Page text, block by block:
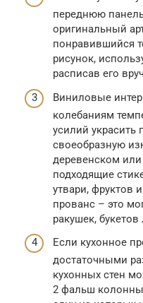
переднюю
оригинальный
понравившийся
рисунок,
расписав его
Виниловые
колебаниям
усилий украсить
своеобразную
деревенском
подходящие
утвари, фруктов
прованс – это
ракушек,
Если кухонное
достаточными
кухонных стен
2 фальш